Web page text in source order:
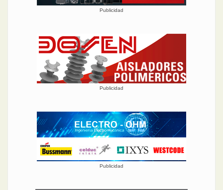
Publicidad
Publicidad
Publicidad